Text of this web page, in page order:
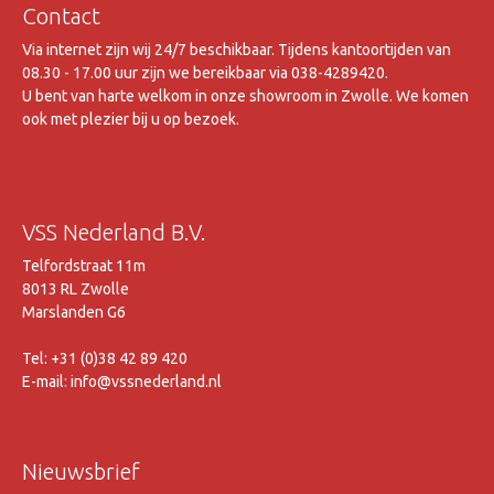
Contact
Via internet zijn wij 24/7 beschikbaar. Tijdens kantoortijden van
08.30 - 17.00 uur zijn we bereikbaar via 038-4289420.
U bent van harte welkom in onze showroom in Zwolle. We komen
ook met plezier bij u op bezoek.
VSS Nederland B.V.
Telfordstraat 11m
8013 RL Zwolle
Marslanden G6
Tel: +31 (0)38 42 89 420
E-mail: info@vssnederland.nl
Nieuwsbrief